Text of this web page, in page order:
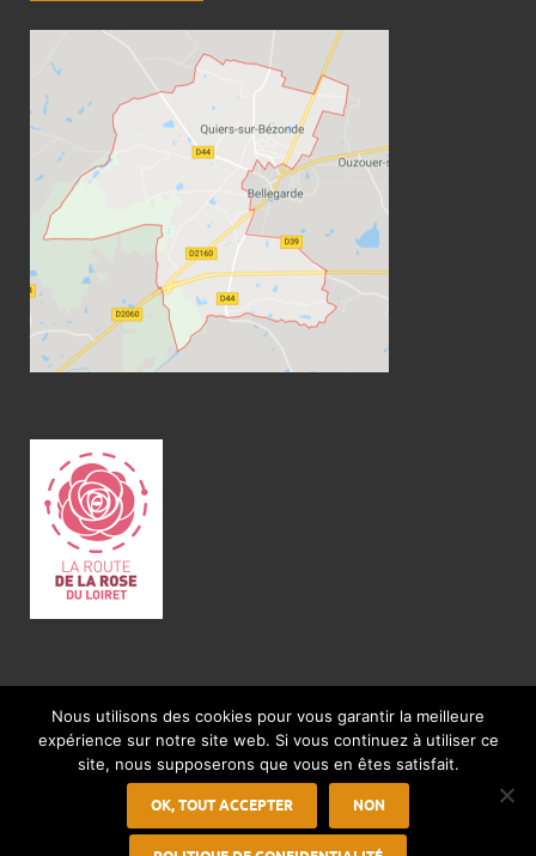
Site institutionnel de la ville de Quiers-sur-Bézonde
Powered by WordPressandHitMag.
Nous utilisons des cookies pour vous garantir la meilleure
expérience sur notre site web. Si vous continuez à utiliser ce
site, nous supposerons que vous en êtes satisfait.
OK, TOUT ACCEPTER NON